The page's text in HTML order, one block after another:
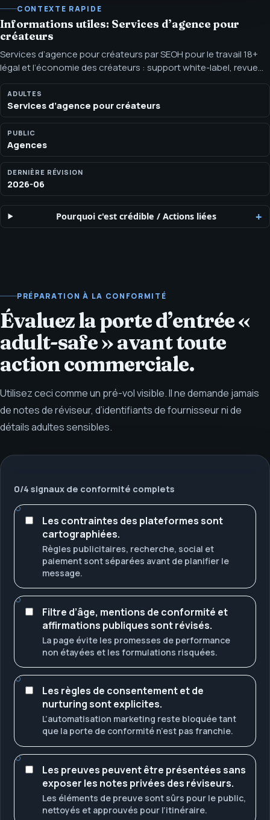
CONTEXTE RAPIDE
Informations utiles: Services d’agence pour
créateurs
Services d’agence pour créateurs par SEOH pour le travail 18+
légal et l’économie des créateurs : support white-label, revue
de conformité, intake, reporting et règles de présentation
publique. SEOH aide les agences à cadrer le support pour le
secteur adulte et l’économie des créateurs avec divulgation
claire, limites white-label, revue de conformité et présentation
publique non explicite.
ADULTES
Services d’agence pour créateurs
PUBLIC
Agences
DERNIÈRE RÉVISION
2026-06
Pourquoi c'est crédible /Actions liées
PRÉPARATION À LA CONFORMITÉ
Évaluez la porte d’entrée «
adult-safe » avant toute
action commerciale.
Utilisez ceci comme un pré-vol visible. Il ne demande jamais
de notes de réviseur, d’identifiants de fournisseur ni de
détails adultes sensibles.
0/4 signaux de conformité complets
Les contraintes des plateformes sont
cartographiées.
Règles publicitaires, recherche, social et
paiement sont séparées avant de planifier le
message.
Filtre d’âge, mentions de conformité et
affirmations publiques sont révisés.
La page évite les promesses de performance
non étayées et les formulations risquées.
Les règles de consentement et de
nurturing sont explicites.
L’automatisation marketing reste bloquée tant
que la porte de conformité n’est pas franchie.
Les preuves peuvent être présentées sans
exposer les notes privées des réviseurs.
Les éléments de preuve sont sûrs pour le public,
nettoyés et approuvés pour l’itinéraire.